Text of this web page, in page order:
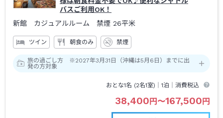
バスご利用OK！
新館 カジュアルルーム 禁煙 26平米
ツイン 朝食のみ 禁煙
旅の過ごし方 ※2027年3月31日（沖縄は5月6日）までに出
発の方対象
おとな1名 (2名1室)｜1泊 ｜消費税込
38,400円〜167,500円